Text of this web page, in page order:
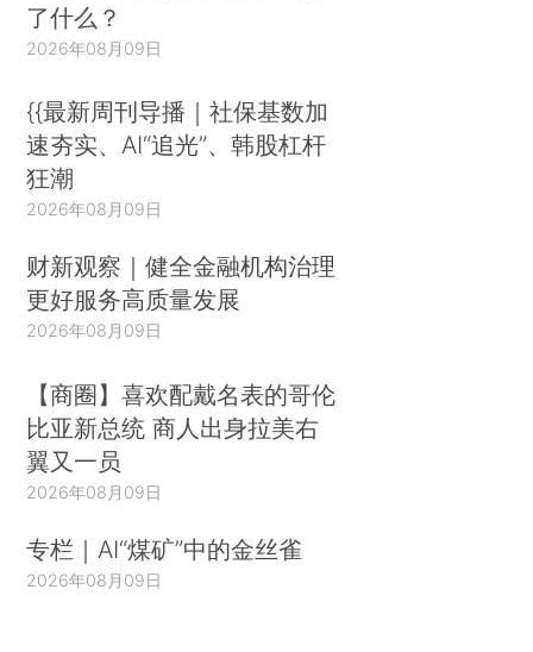
了什么？
2026年08月09日
{{最新周刊导播｜社保基数加
速夯实、AI“追光”、韩股杠杆
狂潮
2026年08月09日
财新观察｜健全金融机构治理
更好服务高质量发展
2026年08月09日
【商圈】喜欢配戴名表的哥伦
比亚新总统 商人出身拉美右
翼又一员
2026年08月09日
专栏｜AI“煤矿”中的金丝雀
2026年08月09日